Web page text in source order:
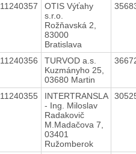
11240357
OTIS Výťahy
s.r.o.
Rožňavská 2,
83000
Bratislava
11240356
TURVOD a.s.
Kuzmányho 25,
03680 Martin
11240355
INTERTRANSLA
- Ing. Miloslav
Radakovič
M.Madačova 7,
03401
Ružomberok